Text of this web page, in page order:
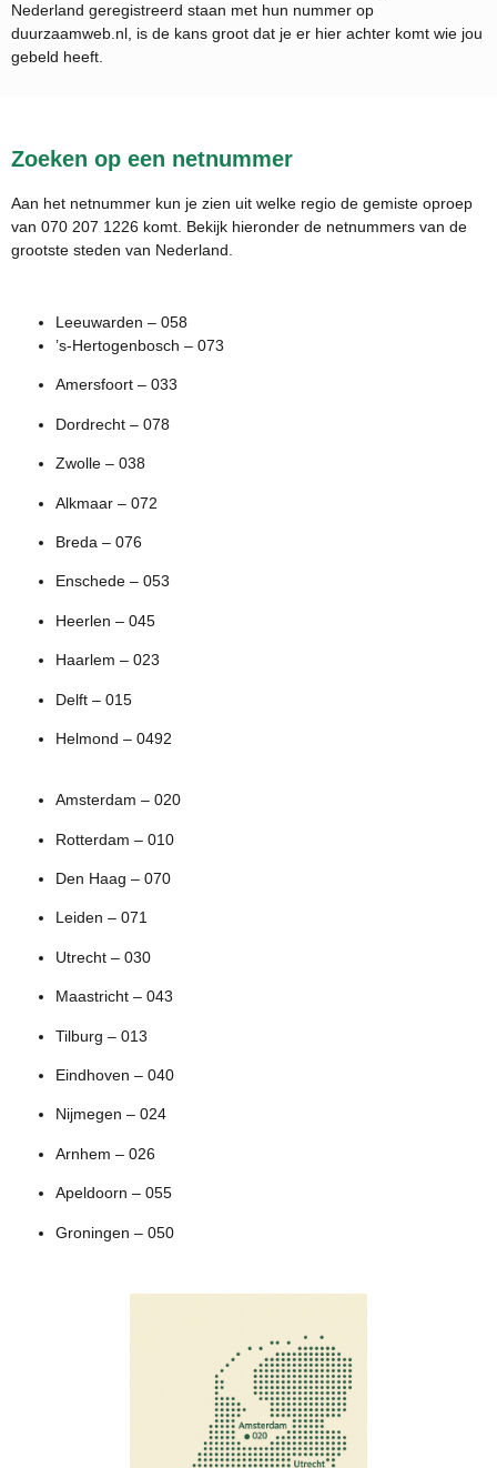
Nederland geregistreerd staan met hun nummer op
duurzaamweb.nl, is de kans groot dat je er hier achter komt wie jou
gebeld heeft.
Zoeken op een netnummer
Aan het netnummer kun je zien uit welke regio de gemiste oproep
van 070 207 1226 komt. Bekijk hieronder de netnummers van de
grootste steden van Nederland.
Leeuwarden – 058
’s-Hertogenbosch – 073
Amersfoort – 033
Dordrecht – 078
Zwolle – 038
Alkmaar – 072
Breda – 076
Enschede – 053
Heerlen – 045
Haarlem – 023
Delft – 015
Helmond – 0492
Amsterdam – 020
Rotterdam – 010
Den Haag – 070
Leiden – 071
Utrecht – 030
Maastricht – 043
Tilburg – 013
Eindhoven – 040
Nijmegen – 024
Arnhem – 026
Apeldoorn – 055
Groningen – 050